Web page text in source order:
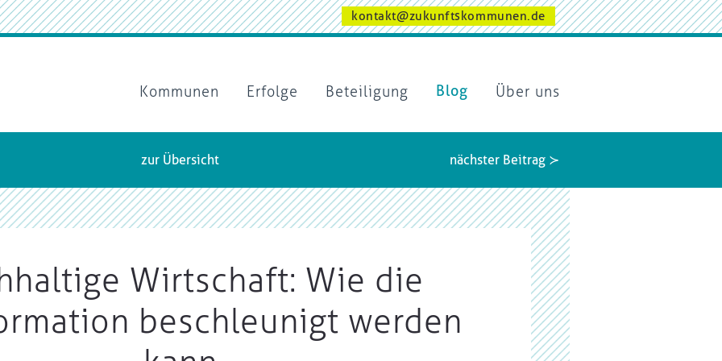
kontakt@zukunftskommunen.de
Kommunen Erfolge Beteiligung Blog Über uns
zur Übersicht nächster Beitrag ≻
Wirtschaft: Wie die
beschleunigt werden